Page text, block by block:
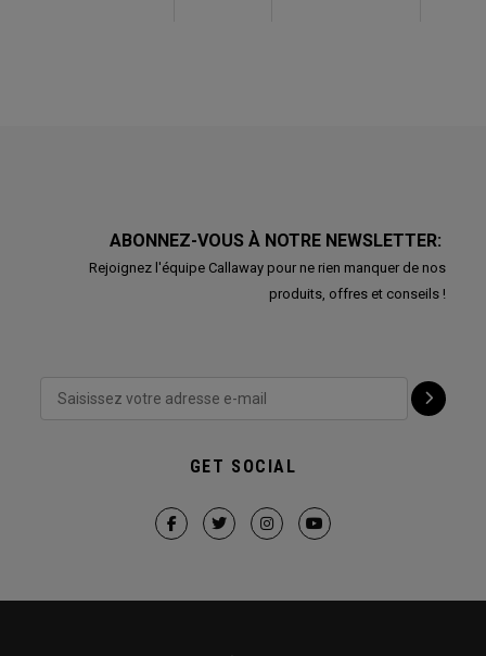
ABONNEZ-VOUS À NOTRE NEWSLETTER:
Rejoignez l'équipe Callaway pour ne rien manquer de nos
produits, offres et conseils !
GET SOCIAL